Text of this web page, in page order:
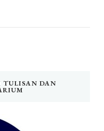
TULISAN DAN